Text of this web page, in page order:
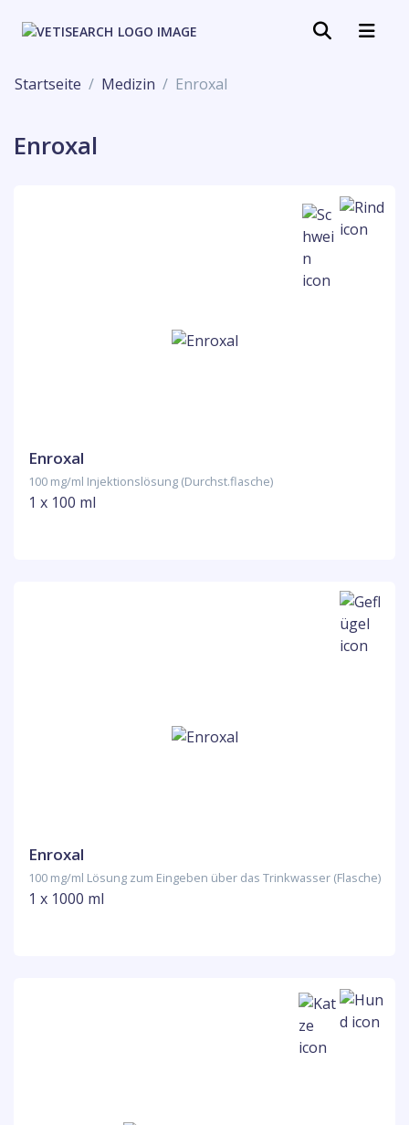
Startseite Medizin Enroxal
Enroxal
Enroxal
100 mg/ml Injektionslösung (Durchst.flasche)
1 x 100 ml
Enroxal
100 mg/ml Lösung zum Eingeben über das Trinkwasser (Flasche)
1 x 1000 ml